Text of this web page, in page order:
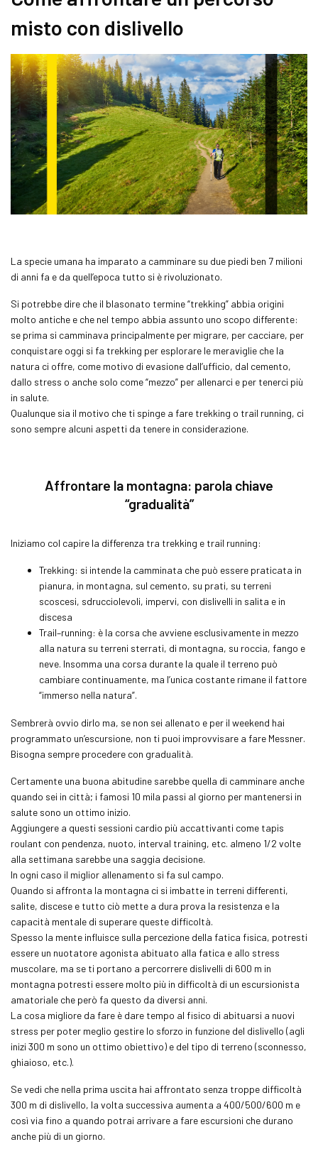
misto con dislivello
La specie umana ha imparato a camminare su due piedi ben 7 milioni
di anni fa e da quell’epoca tutto si è rivoluzionato.
Si potrebbe dire che il blasonato termine “trekking” abbia origini
molto antiche e che nel tempo abbia assunto uno scopo differente:
se prima si camminava principalmente per migrare, per cacciare, per
conquistare oggi si fa trekking per esplorare le meraviglie che la
natura ci offre, come motivo di evasione dall’ufficio, dal cemento,
dallo stress o anche solo come “mezzo” per allenarci e per tenerci più
in salute.
Qualunque sia il motivo che ti spinge a fare trekking o trail running, ci
sono sempre alcuni aspetti da tenere in considerazione.
Affrontare la montagna: parola chiave
“gradualità”
Iniziamo col capire la differenza tra trekking e trail running:
Trekking: si intende la camminata che può essere praticata in
pianura, in montagna, sul cemento, su prati, su terreni
scoscesi, sdrucciolevoli, impervi, con dislivelli in salita e in
discesa
Trail–running: è la corsa che avviene esclusivamente in mezzo
alla natura su terreni sterrati, di montagna, su roccia, fango e
neve. Insomma una corsa durante la quale il terreno può
cambiare continuamente, ma l’unica costante rimane il fattore
“immerso nella natura”.
Sembrerà ovvio dirlo ma, se non sei allenato e per il weekend hai
programmato un’escursione, non ti puoi improvvisare a fare Messner.
Bisogna sempre procedere con gradualità.
Certamente una buona abitudine sarebbe quella di camminare anche
quando sei in città; i famosi 10 mila passi al giorno per mantenersi in
salute sono un ottimo inizio.
Aggiungere a questi sessioni cardio più accattivanti come tapis
roulant con pendenza, nuoto, interval training, etc. almeno 1/2 volte
alla settimana sarebbe una saggia decisione.
In ogni caso il miglior allenamento si fa sul campo.
Quando si affronta la montagna ci si imbatte in terreni differenti,
salite, discese e tutto ciò mette a dura prova la resistenza e la
capacità mentale di superare queste difficoltà.
Spesso la mente influisce sulla percezione della fatica fisica, potresti
essere un nuotatore agonista abituato alla fatica e allo stress
muscolare, ma se ti portano a percorrere dislivelli di 600 m in
montagna potresti essere molto più in difficoltà di un escursionista
amatoriale che però fa questo da diversi anni.
La cosa migliore da fare è dare tempo al fisico di abituarsi a nuovi
stress per poter meglio gestire lo sforzo in funzione del dislivello (agli
inizi 300 m sono un ottimo obiettivo) e del tipo di terreno (sconnesso,
ghiaioso, etc.).
Se vedi che nella prima uscita hai affrontato senza troppe difficoltà
300 m di dislivello, la volta successiva aumenta a 400/500/600 m e
così via fino a quando potrai arrivare a fare escursioni che durano
anche più di un giorno.